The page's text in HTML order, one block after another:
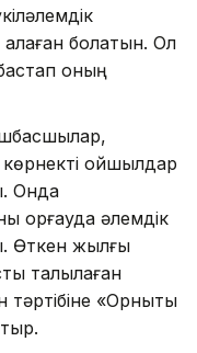
болатын. Ол
оның
ойшылдар
Онда
қорғауда әлемдік
Өткен жылғы
талқылаған
«Орнықты